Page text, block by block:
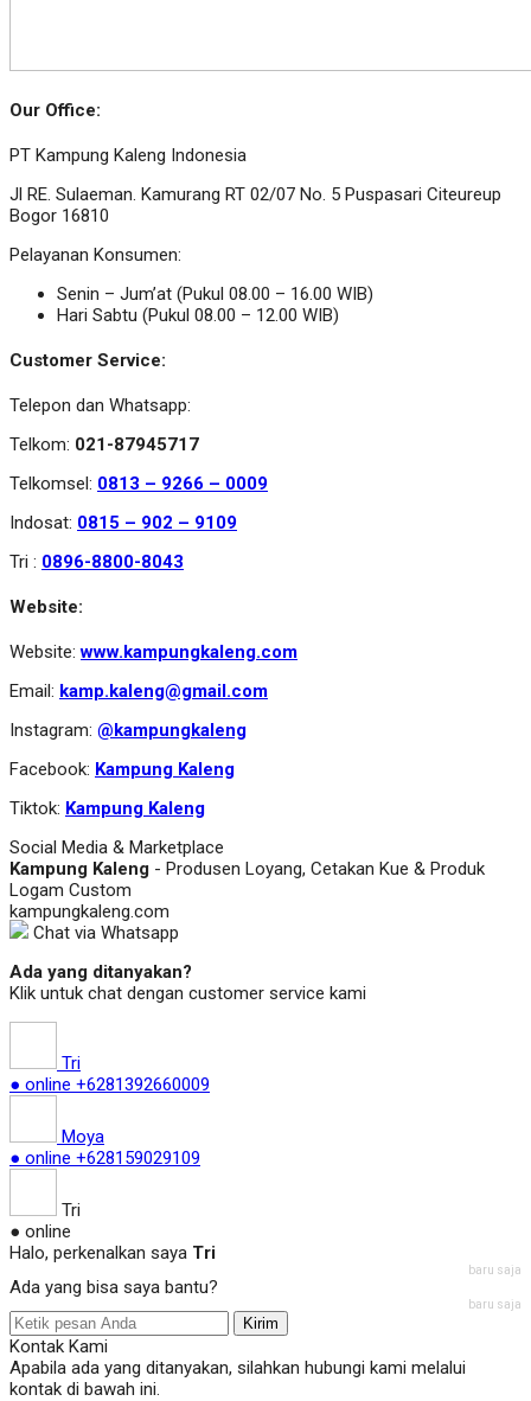
Our Office:
PT Kampung Kaleng Indonesia
Jl RE. Sulaeman. Kamurang RT 02/07 No. 5 Puspasari Citeureup
Bogor 16810
Pelayanan Konsumen:
Senin – Jum’at (Pukul 08.00 – 16.00 WIB)
Hari Sabtu (Pukul 08.00 – 12.00 WIB)
Customer Service:
Telepon dan Whatsapp:
Telkom: 021-87945717
Telkomsel: 0813 – 9266 – 0009
Indosat: 0815 – 902 – 9109
Tri : 0896-8800-8043
Website:
Website:www.kampungkaleng.com
Email: kamp.kaleng@gmail.com
Instagram: @kampungkaleng
Facebook: Kampung Kaleng
Tiktok: Kampung Kaleng
Social Media & Marketplace
Kampung Kaleng - Produsen Loyang, Cetakan Kue & Produk
Logam Custom
kampungkaleng.com
Chat via Whatsapp
Ada yang ditanyakan?
Klik untuk chat dengan customer service kami
Tri
● online +6281392660009
Moya
● online +628159029109
Tri
● online
Halo, perkenalkan saya Tri
baru saja
Ada yang bisa saya bantu?
baru saja
Kirim
Kontak Kami
Apabila ada yang ditanyakan, silahkan hubungi kami melalui
kontak di bawah ini.